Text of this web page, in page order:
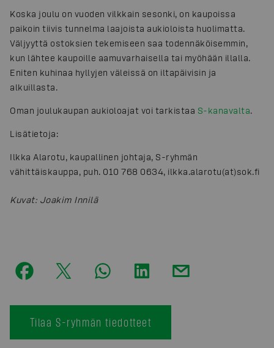
Koska joulu on vuoden vilkkain sesonki, on kaupoissa
paikoin tiivis tunnelma laajoista aukioloista huolimatta.
Väljyyttä ostoksien tekemiseen saa todennäköisemmin,
kun lähtee kaupoille aamuvarhaisella tai myöhään illalla.
Eniten kuhinaa hyllyjen väleissä on iltapäivisin ja
alkuillasta.
Oman joulukaupan aukioloajat voi tarkistaa S-kanavalta.
Lisätietoja:
Ilkka Alarotu, kaupallinen johtaja, S-ryhmän
vähittäiskauppa, puh. 010 768 0634, ilkka.alarotu(at)sok.fi
Kuvat: Joakim Innilä
Tilaa S-ryhmän tiedotteet